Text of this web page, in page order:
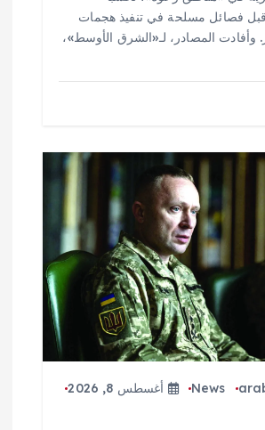
قبل فصائل مسلحة في تنفيذ هجمات
وأفادت المصادر، لـ«الشرق الأوسط»،
News
أغسطس 8, 2026